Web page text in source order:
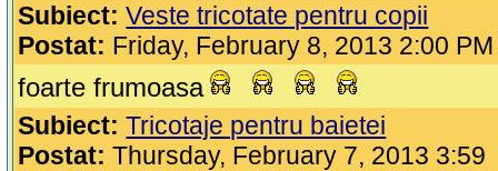
Subiect: Veste tricotate pentru copii
Postat: Friday, February 8, 2013 2:00 PM
foarte frumoasa
Subiect: Tricotaje pentru baietei
Postat: Thursday, February 7, 2013 3:59